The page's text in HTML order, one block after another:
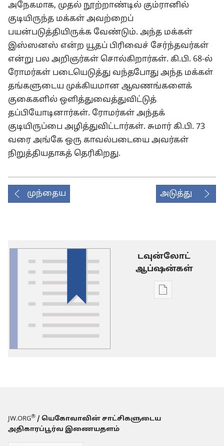
அநேகமாக, முதல் நூற்றாண்டில் கும்ரானில்
குடியிருந்த மக்கள் அவற்றைப்
பயன்படுத்தியிருக்க வேண்டும். அந்த மக்கள்
இஸ்ஸனஸ் என்ற யூதப் பிரிவைச் சேர்ந்தவர்கள்
என்று பல அறிஞர்கள் சொல்கிறார்கள். கி.பி. 68-ல்
ரோமர்கள் படையெடுத்து வந்தபோது அந்த மக்கள்
தங்களுடைய முக்கியமான ஆவணங்களைக்
குகைகளில் ஒளித்துவைத்துவிட்டுத்
தப்பியோடினார்கள். ரோமர்கள் அந்தக்
குடியிருப்பை அழித்துவிட்டார்கள். சுமார் கி.பி. 73
வரை அங்கே ஒரு காவல்படையை அவர்கள்
நிறுத்தியதாகத் தெரிகிறது.
முந்தைய அடுத்து
டவுன்லோட்
ஆப்ஷன்கள்
டிஜிட்டல்
JW.ORG® / யெகோவாவின் சாட்சிகளுடைய
அதிகாரப்பூர்வ இணையதளம்